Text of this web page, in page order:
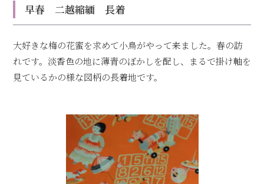
早春 二越縮緬 長着
大好きな梅の花蜜を求めて小鳥がやって来ました。春の訪
れです。淡香色の地に薄青のぼかしを配し、まるで掛け軸を
見ているかの様な図柄の長着地です。